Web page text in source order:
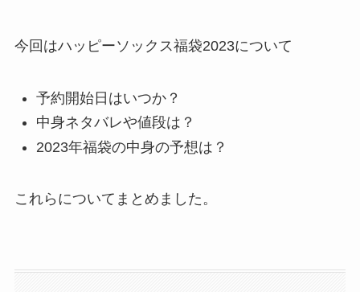
今回はハッピーソックス福袋2023について
予約開始日はいつか？
中身ネタバレや値段は？
2023年福袋の中身の予想は？
これらについてまとめました。